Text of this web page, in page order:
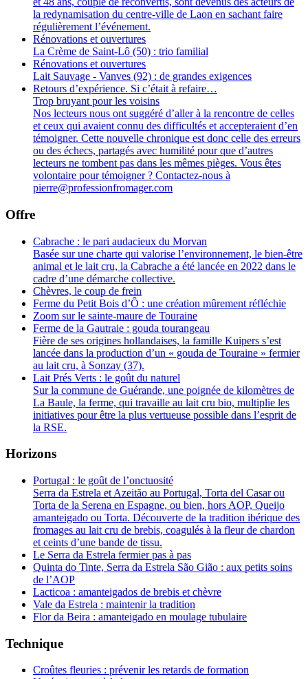
la redynamisation du centre-ville de Laon en sachant faire
régulièrement l’événement.
Rénovations et ouvertures
La Crème de Saint-Lô (50) : trio familial
Rénovations et ouvertures
Lait Sauvage - Vanves (92) : de grandes exigences
Retours d’expérience. Si c’était à refaire…
Trop bruyant pour les voisins
Nos lecteurs nous ont suggéré d’aller à la rencontre de celles
et ceux qui avaient connu des difficultés et accepteraient d’en
témoigner. Cette nouvelle chronique est donc celle des erreurs
ou des échecs, partagés avec humilité pour que d’autres
lecteurs ne tombent pas dans les mêmes pièges. Vous êtes
volontaire pour témoigner ? Contactez-nous à
pierre@professionfromager.com
Offre
Cabrache : le pari audacieux du Morvan
Basée sur une charte qui valorise l’environnement, le bien-être
animal et le lait cru, la Cabrache a été lancée en 2022 dans le
cadre d’une démarche collective.
Chèvres, le coup de frein
Ferme du Petit Bois d’Ô : une création mûrement réfléchie
Zoom sur le sainte-maure de Touraine
Ferme de la Gautraie : gouda tourangeau
Fière de ses origines hollandaises, la famille Kuipers s’est
lancée dans la production d’un « gouda de Touraine » fermier
au lait cru, à Sonzay (37).
Lait Prés Verts : le goût du naturel
Sur la commune de Guérande, une poignée de kilomètres de
La Baule, la ferme, qui travaille au lait cru bio, multiplie les
initiatives pour être la plus vertueuse possible dans l’esprit de
la RSE.
Horizons
Portugal : le goût de l’onctuosité
Serra da Estrela et Azeitão au Portugal, Torta del Casar ou
Torta de la Serena en Espagne, ou bien, hors AOP, Queijo
amanteigado ou Torta. Découverte de la tradition ibérique des
fromages au lait cru de brebis, coagulés à la fleur de chardon
et ceints d’une bande de tissu.
Le Serra da Estrela fermier pas à pas
Quinta do Tinte, Serra da Estrela São Gião : aux petits soins
de l’AOP
Lacticoa : amanteigados de brebis et chèvre
Vale da Estrela : maintenir la tradition
Flor da Beira : amanteigado en moulage tubulaire
Technique
Croûtes fleuries : prévenir les retards de formation